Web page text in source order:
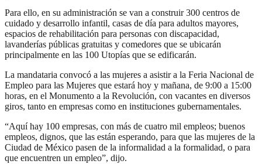
Para ello, en su administración se van a construir 300 centros de
cuidado y desarrollo infantil, casas de día para adultos mayores,
espacios de rehabilitación para personas con discapacidad,
lavanderías públicas gratuitas y comedores que se ubicarán
principalmente en las 100 Utopías que se edificarán.
La mandataria convocó a las mujeres a asistir a la Feria Nacional de
Empleo para las Mujeres que estará hoy y mañana, de 9:00 a 15:00
horas, en el Monumento a la Revolución, con vacantes en diversos
giros, tanto en empresas como en instituciones gubernamentales.
“Aquí hay 100 empresas, con más de cuatro mil empleos; buenos
empleos, dignos, que las están esperando, para que las mujeres de la
Ciudad de México pasen de la informalidad a la formalidad, o para
que encuentren un empleo”, dijo.